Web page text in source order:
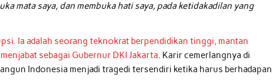
mata saya, dan membuka hati saya, pada ketidakadilan yang
Ia adalah seorang teknokrat berpendidikan tinggi, mantan
sebagai Gubernur DKI Jakarta. Karir cemerlangnya di
Indonesia menjadi tragedi tersendiri ketika harus berhadapan